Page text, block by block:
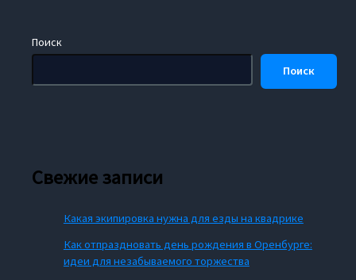
Поиск
Поиск
Свежие записи
Какая экипировка нужна для езды на квадрике
Как отпраздновать день рождения в Оренбурге:
идеи для незабываемого торжества